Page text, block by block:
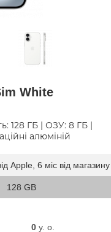
White
128 ГБ | ОЗУ: 8 ГБ |
алюміній
Apple, 6 міс від магазину
128 GB
0y. о.